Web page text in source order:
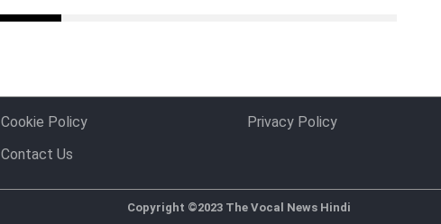
Cookie Policy Privacy Policy
Contact Us
Copyright ©2023 The Vocal News Hindi